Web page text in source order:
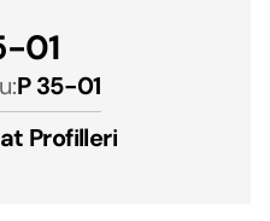
01
P 35-01
Profilleri